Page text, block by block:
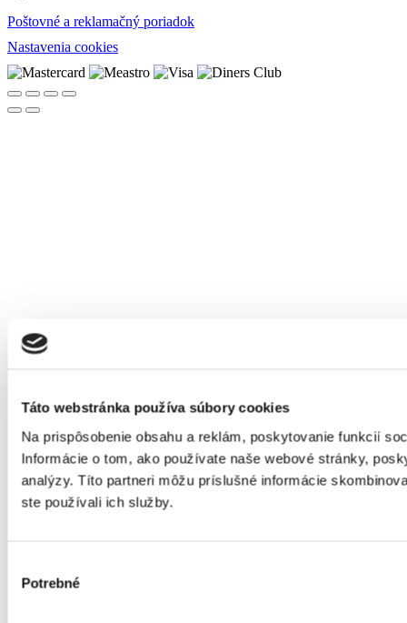
Táto webstránka používa súbory cookies
Na prispôsobenie obsahu a reklám, poskytovanie funkcií
Informácie o tom, ako používate naše webové stránky,
analýzy. Títo partneri môžu príslušné informácie
ste používali ich služby.
súhlasu
Potrebné
Poštovné a reklamačný poriadok
Nastavenia cookies